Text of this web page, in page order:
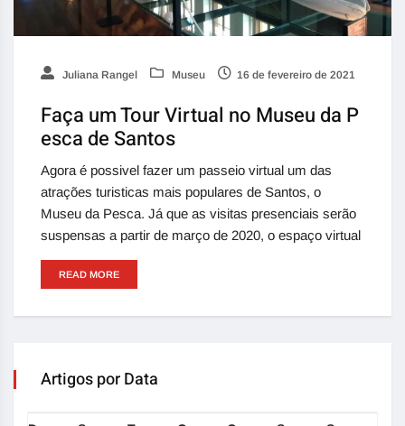
Juliana Rangel Museu 16 de fevereiro de 2021
Faça um Tour Virtual no Museu da P
esca de Santos
Agora é possivel fazer um passeio virtual um das
atrações turisticas mais populares de Santos, o
Museu da Pesca. Já que as visitas presenciais serão
suspensas a partir de março de 2020, o espaço virtual
READ MORE
Artigos por Data